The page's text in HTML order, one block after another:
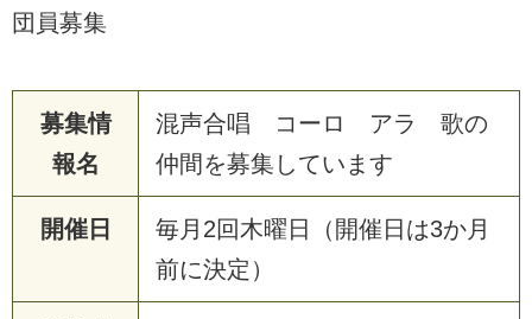
団員募集
募集情
報名
混声合唱 コーロ アラ 歌の
仲間を募集しています
開催日
毎月2回木曜日（開催日は3か月
前に決定）